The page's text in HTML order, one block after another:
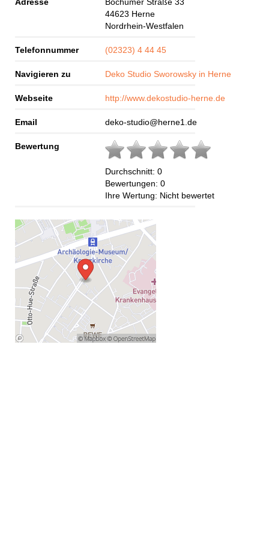
44623 Herne
Nordrhein-Westfalen
Telefonnummer (02323) 4 44 45
Navigieren zu Deko Studio Sworowsky in Herne
Webseite http://www.dekostudio-herne.de
Email deko-studio@herne1.de
Bewertung
Durchschnitt: 0
Bewertungen: 0
Ihre Wertung: Nicht bewertet